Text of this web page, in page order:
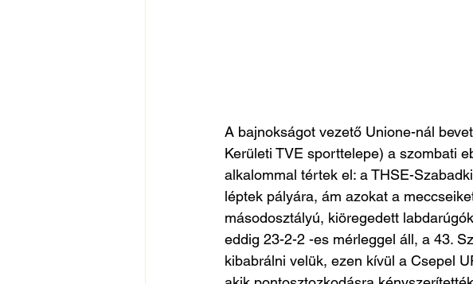
A bajnokságot vezető Unione-nál
Kerületi TVE sporttelepe) a szombati
alkalommal tértek el: a THSE-
léptek pályára, ám azokat a
másodosztályú, kiöregedett
eddig 23-2-2 -es mérleggel áll, a 43.
kibabrálni velük, ezen kívül a Csepel